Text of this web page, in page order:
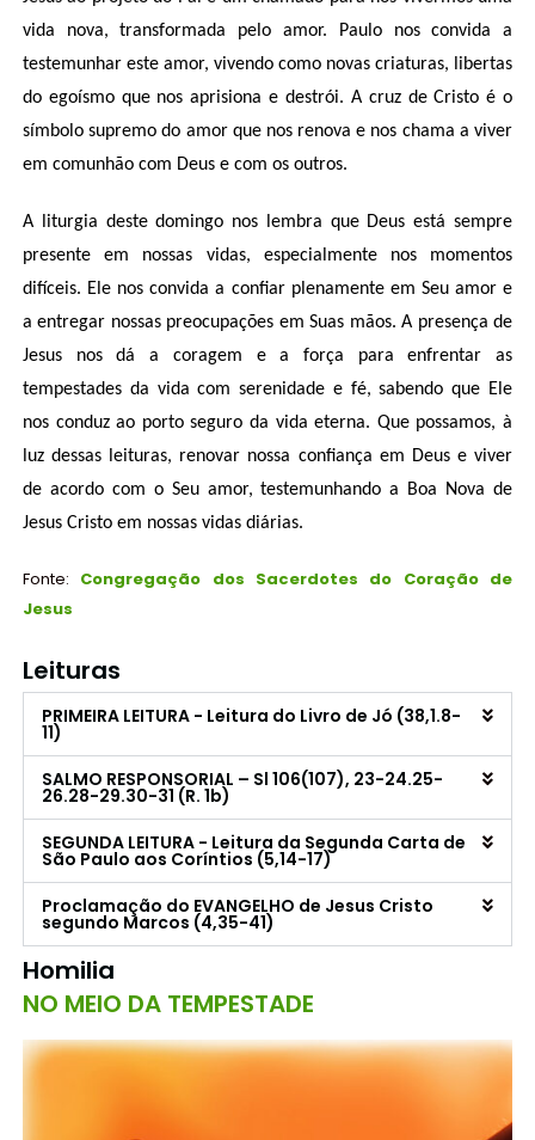
vida nova, transformada pelo amor. Paulo nos convida a
testemunhar este amor, vivendo como novas criaturas, libertas
do egoísmo que nos aprisiona e destrói. A cruz de Cristo é o
símbolo supremo do amor que nos renova e nos chama a viver
em comunhão com Deus e com os outros.
A liturgia deste domingo nos lembra que Deus está sempre
presente em nossas vidas, especialmente nos momentos
difíceis. Ele nos convida a confiar plenamente em Seu amor e
a entregar nossas preocupações em Suas mãos. A presença de
Jesus nos dá a coragem e a força para enfrentar as
tempestades da vida com serenidade e fé, sabendo que Ele
nos conduz ao porto seguro da vida eterna. Que possamos, à
luz dessas leituras, renovar nossa confiança em Deus e viver
de acordo com o Seu amor, testemunhando a Boa Nova de
Jesus Cristo em nossas vidas diárias.
Fonte: Congregação dos Sacerdotes do Coração de
Jesus
Leituras
PRIMEIRA LEITURA - Leitura do Livro de Jó (38,1.8-
11)
SALMO RESPONSORIAL – Sl 106(107), 23-24.25-
26.28-29.30-31 (R. 1b)
SEGUNDA LEITURA - Leitura da Segunda Carta de
São Paulo aos Coríntios (5,14-17)
Proclamação do EVANGELHO de Jesus Cristo
segundo Marcos (4,35-41)
Homilia
NO MEIO DA TEMPESTADE